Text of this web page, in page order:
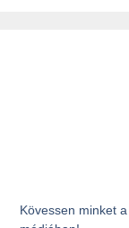
Kövessen minket